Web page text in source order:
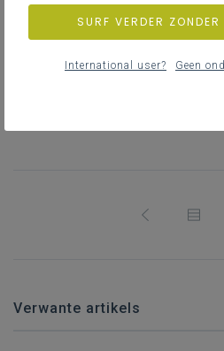
LINKS
Verwante artikels
SURF VERDER ZONDER
International user? Geen